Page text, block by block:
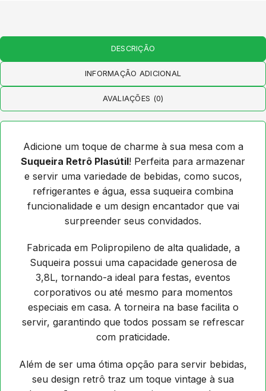
DESCRIÇÃO
INFORMAÇÃO ADICIONAL
AVALIAÇÕES (0)
Adicione um toque de charme à sua mesa com a
Suqueira Retrô Plasútil! Perfeita para armazenar
e servir uma variedade de bebidas, como sucos,
refrigerantes e água, essa suqueira combina
funcionalidade e um design encantador que vai
surpreender seus convidados.
Fabricada em Polipropileno de alta qualidade, a
Suqueira possui uma capacidade generosa de
3,8L, tornando-a ideal para festas, eventos
corporativos ou até mesmo para momentos
especiais em casa. A torneira na base facilita o
servir, garantindo que todos possam se refrescar
com praticidade.
Além de ser uma ótima opção para servir bebidas,
seu design retrô traz um toque vintage à sua